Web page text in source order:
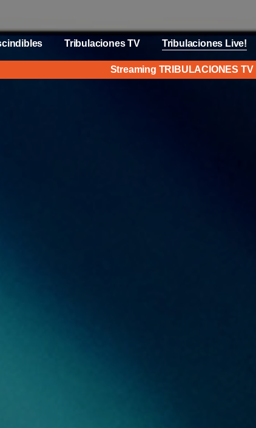
Tribulaciones TV Tribulaciones Live!
Streaming TRIBULACIONES TV